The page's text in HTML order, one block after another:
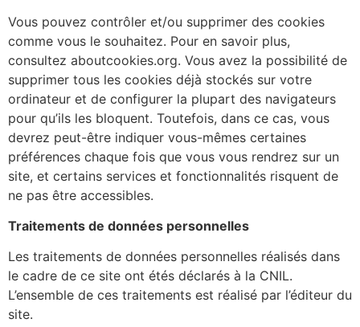
Vous pouvez contrôler et/ou supprimer des cookies
comme vous le souhaitez. Pour en savoir plus,
consultez aboutcookies.org. Vous avez la possibilité de
supprimer tous les cookies déjà stockés sur votre
ordinateur et de configurer la plupart des navigateurs
pour qu’ils les bloquent. Toutefois, dans ce cas, vous
devrez peut-être indiquer vous-mêmes certaines
préférences chaque fois que vous vous rendrez sur un
site, et certains services et fonctionnalités risquent de
ne pas être accessibles.
Traitements de données personnelles
Les traitements de données personnelles réalisés dans
le cadre de ce site ont étés déclarés à la CNIL.
L’ensemble de ces traitements est réalisé par l’éditeur du
site.